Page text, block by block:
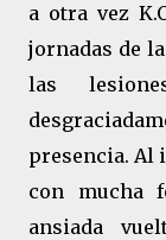
a otra vez
jornadas de
las
presencia. Al
con mucha
ansiada